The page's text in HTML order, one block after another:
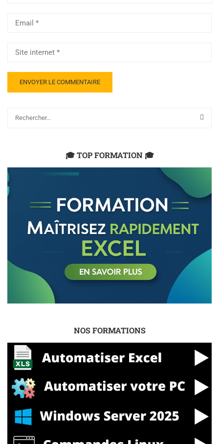
🎓 TOP FORMATION 🎓
NOS FORMATIONS